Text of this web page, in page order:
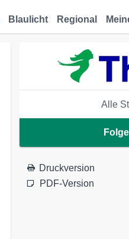
Blaulicht Regional
Alle
Druckversion
PDF-Version